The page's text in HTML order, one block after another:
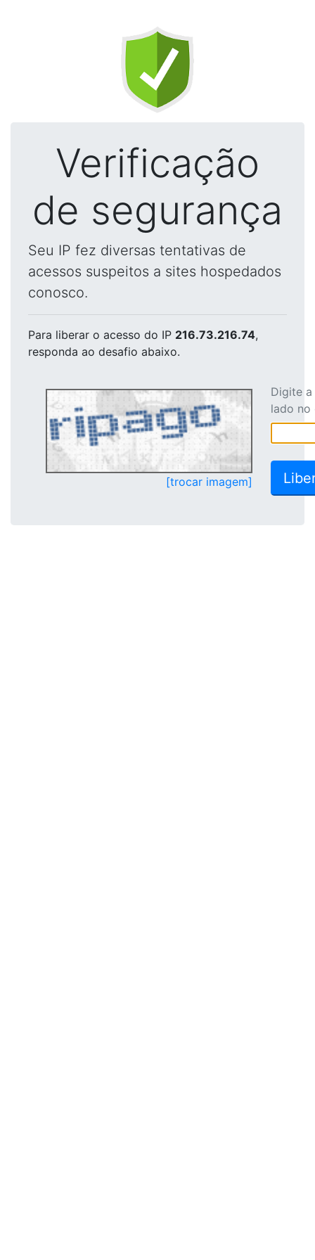
Verificação
de segurança
Seu IP fez diversas tentativas de
acessos suspeitos a sites hospedados
conosco.
Para liberar o acesso do IP 216.73.216.74,
responda ao desafio abaixo.
[trocar imagem]
Digite
lado no